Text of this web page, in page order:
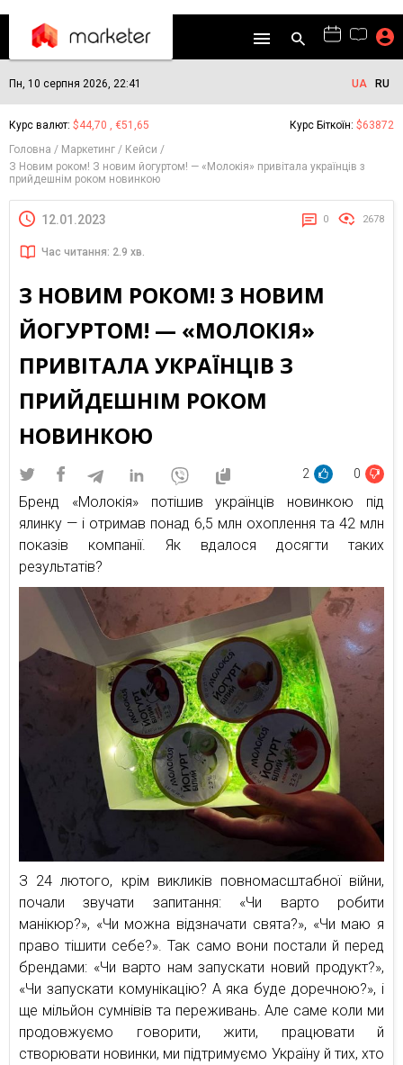
Пн, 10 серпня 2026, 22:41 UA RU
Курс валют: $44,70 , €51,65 Курс Біткоїн: $63872
Головна
Маркетинг
Кейси
З Новим роком! З новим йогуртом! — «Молокія» привітала українців з
прийдешнім роком новинкою
12.01.2023 0 2678
Час читання: 2.9 хв.
З НОВИМ РОКОМ! З НОВИМ
ЙОГУРТОМ! — «МОЛОКІЯ»
ПРИВІТАЛА УКРАЇНЦІВ З
ПРИЙДЕШНІМ РОКОМ
НОВИНКОЮ
2 0
Бренд «Молокія» потішив українців новинкою під
ялинку — і отримав понад 6,5 млн охоплення та 42 млн
показів компанії. Як вдалося досягти таких
результатів?
З 24 лютого, крім викликів повномасштабної війни,
почали звучати запитання: «Чи варто робити
манікюр?», «Чи можна відзначати свята?», «Чи маю я
право тішити себе?». Так само вони постали й перед
брендами: «Чи варто нам запускати новий продукт?»,
«Чи запускати комунікацію? А яка буде доречною?», і
ще мільйон сумнівів та переживань. Але саме коли ми
продовжуємо говорити, жити, працювати й
створювати новинки, ми підтримуємо Україну й тих, хто